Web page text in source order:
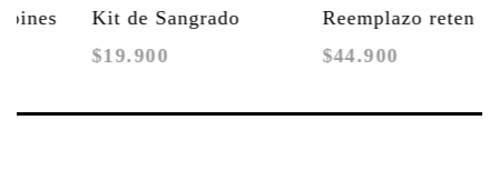
Kit de Sangrado
Cartucho Hidráulico
$19.900
Reemplazo reten
principal Formula
$44.900